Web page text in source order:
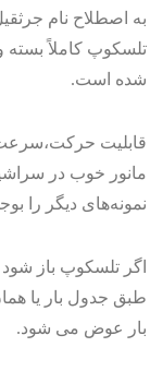
شده است.
قابلیت حرکت،سرعت
مانور خوب در
نمونه‌های دیگر را
طبق جدول بار یا
بار عوض می شود.